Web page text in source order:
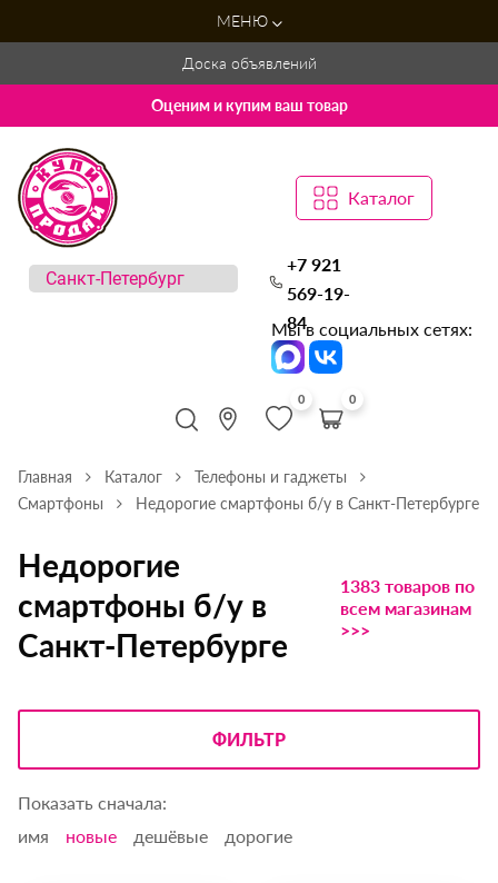
МЕНЮ
Доска объявлений
Оценим и купим ваш товар
Каталог
+7 921
569-19-
84
Мы в социальных сетях:
0 0
Главная Каталог
Телефоны и гаджеты
Смартфоны
Недорогие смартфоны б/у в Санкт-Петербурге
Недорогие
смартфоны б/у в
Санкт-Петербурге
1383 товаров по
всем магазинам
>>>
ФИЛЬТР
Показать сначала:
имя
новые дешёвые дорогие